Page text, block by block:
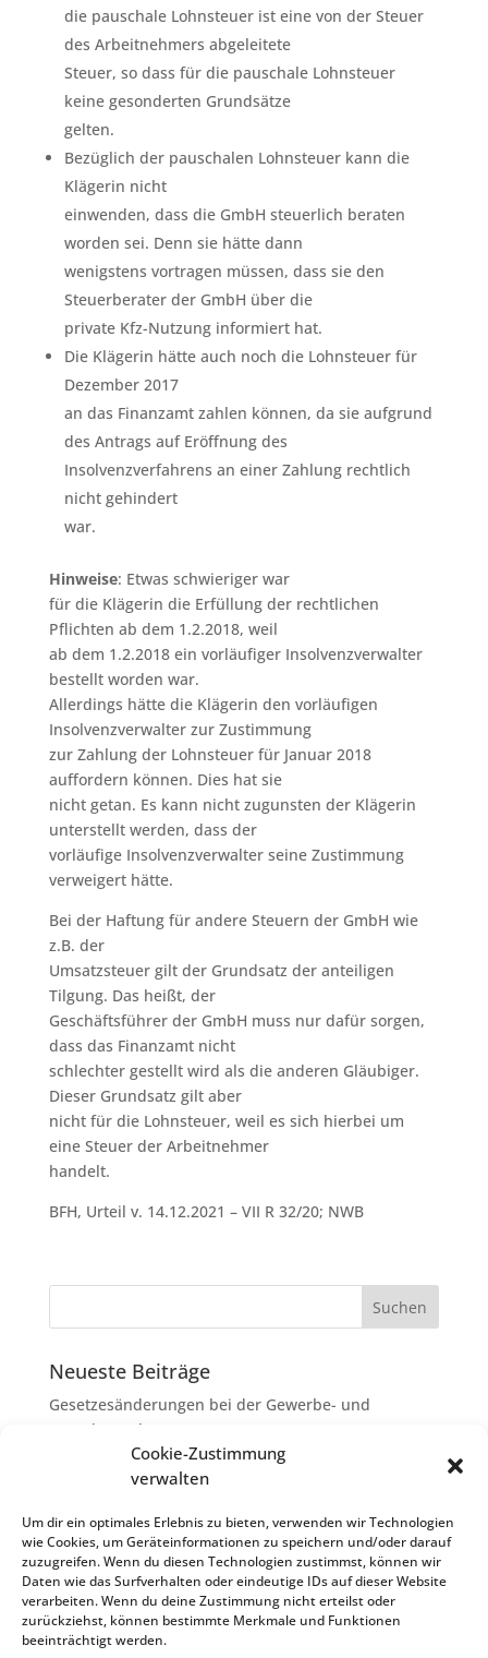
Cookie-Zustimmung
verwalten
Um dir ein optimales Erlebnis zu bieten, verwenden wir Technologien
wie Cookies, um Geräteinformationen zu speichern und/oder darauf
zuzugreifen. Wenn du diesen Technologien zustimmst, können wir
Daten wie das Surfverhalten oder eindeutige IDs auf dieser Website
verarbeiten. Wenn du deine Zustimmung nicht erteilst oder
zurückziehst, können bestimmte Merkmale und Funktionen
beeinträchtigt werden.
die pauschale Lohnsteuer ist eine von der Steuer
des Arbeitnehmers abgeleitete
Steuer, so dass für die pauschale Lohnsteuer
keine gesonderten Grundsätze
gelten.
Bezüglich der pauschalen Lohnsteuer kann die
Klägerin nicht
einwenden, dass die GmbH steuerlich beraten
worden sei. Denn sie hätte dann
wenigstens vortragen müssen, dass sie den
Steuerberater der GmbH über die
private Kfz-Nutzung informiert hat.
Die Klägerin hätte auch noch die Lohnsteuer für
Dezember 2017
an das Finanzamt zahlen können, da sie aufgrund
des Antrags auf Eröffnung des
Insolvenzverfahrens an einer Zahlung rechtlich
nicht gehindert
war.
Hinweise: Etwas schwieriger war
für die Klägerin die Erfüllung der rechtlichen
Pflichten ab dem 1.2.2018, weil
ab dem 1.2.2018 ein vorläufiger Insolvenzverwalter
bestellt worden war.
Allerdings hätte die Klägerin den vorläufigen
Insolvenzverwalter zur Zustimmung
zur Zahlung der Lohnsteuer für Januar 2018
auffordern können. Dies hat sie
nicht getan. Es kann nicht zugunsten der Klägerin
unterstellt werden, dass der
vorläufige Insolvenzverwalter seine Zustimmung
verweigert hätte.
Bei der Haftung für andere Steuern der GmbH wie
z.B. der
Umsatzsteuer gilt der Grundsatz der anteiligen
Tilgung. Das heißt, der
Geschäftsführer der GmbH muss nur dafür sorgen,
dass das Finanzamt nicht
schlechter gestellt wird als die anderen Gläubiger.
Dieser Grundsatz gilt aber
nicht für die Lohnsteuer, weil es sich hierbei um
eine Steuer der Arbeitnehmer
handelt.
BFH, Urteil v. 14.12.2021 – VII R 32/20; NWB
Neueste Beiträge
Gesetzesänderungen bei der Gewerbe- und
Grunderwerbsteuer
Erbschaftsteuer: Rechtsanwaltskosten bei Streit über
Erbauseinandersetzung als
Umsatzsteuer-Umrechnungskurse Juli 2026
Keine Steuerfreiheit eines sog. Konfusionsgewinns
bei Mutterkapitalgesellschaft
Schenkungsteuer: Zinssatz von 5,5 % für die